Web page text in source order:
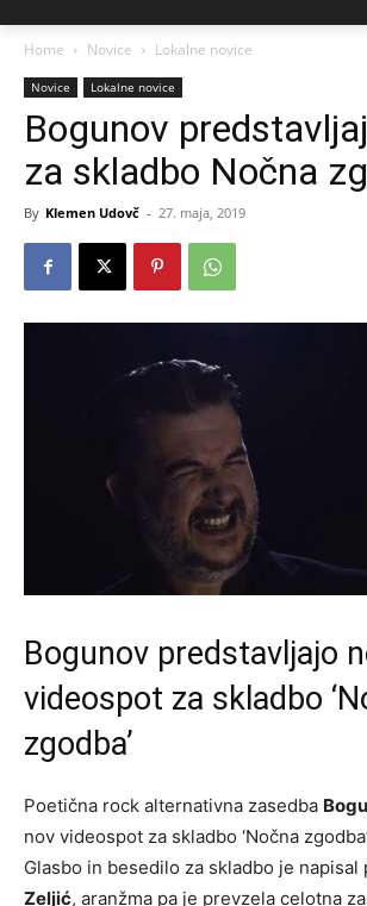
Home Novice Lokalne novice
Novice Lokalne novice
Bogunov
za skladbo Nočna
By Klemen Udovč - 27. maja, 2019
Bogunov predstavljajo
videospot za skladbo
zgodba’
Poetična rock alternativna zasedba
nov videospot za skladbo ‘Nočna
Glasbo in besedilo za skladbo je napisal
Zeljić, aranžma pa je prevzela celotna